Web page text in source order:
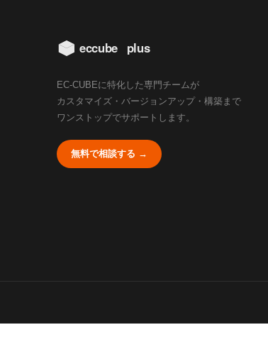
EC-CUBEに特化した専門チームが
カスタマイズ・バージョンアップ・構築まで
ワンストップでサポートします。
無料で相談する →